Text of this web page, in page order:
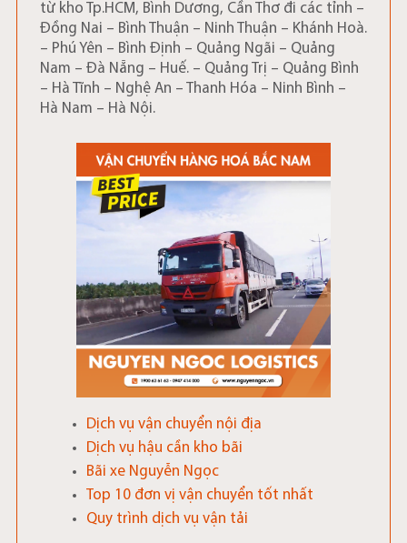
từ kho Tp.HCM, Bình Dương, Cần Thơ đi các tỉnh –
Đồng Nai – Bình Thuận – Ninh Thuận – Khánh Hoà.
– Phú Yên – Bình Định – Quảng Ngãi – Quảng
Nam – Đà Nẵng – Huế. – Quảng Trị – Quảng Bình
– Hà Tĩnh – Nghệ An – Thanh Hóa – Ninh Bình –
Hà Nam – Hà Nội.
Dịch vụ vận chuyển nội địa
Dịch vụ hậu cần kho bãi
Bãi xe Nguyễn Ngọc
Top 10 đơn vị vận chuyển tốt nhất
Quy trình dịch vụ vận tải